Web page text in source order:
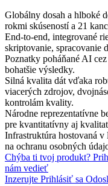
Globálny dosah a hlboké
rokmi skúseností a 21
End-to-end, integrované
skriptovanie, spracovanie
Poznatky poháňané AI
bohatšie výsledky.
Silná kvalita dát vďaka
viacerých zdrojov,
kontrolám kvality.
Národne reprezentatívne
pre kvantitatívny aj
Infrastruktúra hostovaná v
na ochranu osobných
Chýba ti tvoj produkt?
nám vedieť
Inzerujte Prihlásiť sa